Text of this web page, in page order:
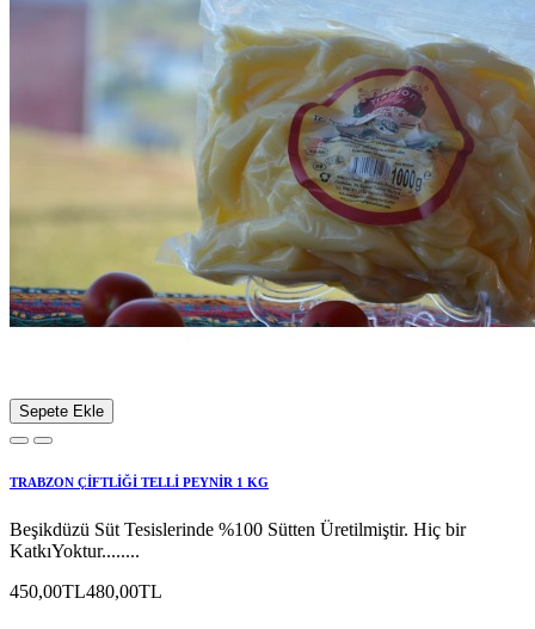
Sepete Ekle
TRABZON ÇİFTLİĞİ TELLİ PEYNİR 1 KG
Beşikdüzü Süt Tesislerinde %100 Sütten Üretilmiştir. Hiç bir
KatkıYoktur........
450,00TL480,00TL